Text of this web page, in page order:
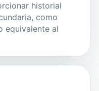
historial
como
equivalente al